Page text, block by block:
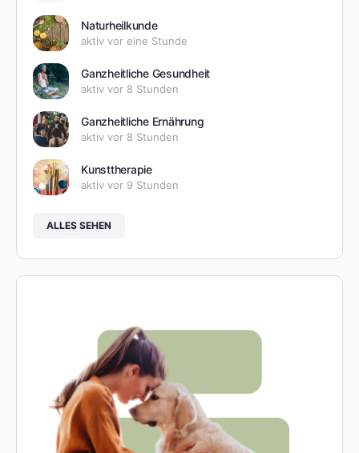
Naturheilkunde
aktiv vor eine Stunde
Ganzheitliche Gesundheit
aktiv vor 8 Stunden
Ganzheitliche Ernährung
aktiv vor 8 Stunden
Kunsttherapie
aktiv vor 9 Stunden
ALLES SEHEN